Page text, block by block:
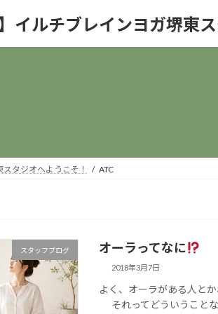
イルチブレインヨガ堺東
タジオへようこそ！ ATC
スタッフブログ オーラってなに
2018年3月7日
よく、オーラがある人と
それってどういうこと